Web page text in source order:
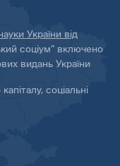
України від
соціум” включено
видань України
соціальні